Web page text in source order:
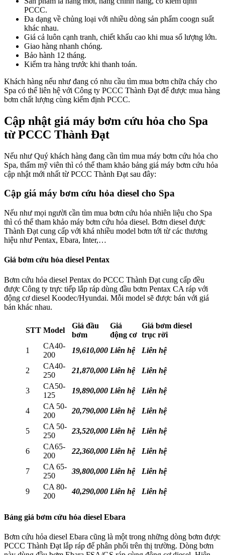
PCCC.
Đa dạng về chủng loại với nhiều dòng sản phẩm coogn suất
khác nhau.
Giá cả luôn cạnh tranh, chiết khấu cao khi mua số lượng lớn.
Giao hàng nhanh chóng.
Bảo hành 12 tháng.
Kiểm tra hàng trước khi thanh toán.
Khách hàng nếu như đang có nhu cầu tìm mua bơm chữa cháy cho
Spa có thể liên hệ với Công ty PCCC Thành Đạt để được mua hàng
bơm chất lượng cùng kiểm định PCCC.
Cập nhật giá máy bơm cứu hỏa cho Spa
từ PCCC Thành Đạt
Nếu như Quý khách hàng đang cần tìm mua máy bơm cứu hỏa cho
Spa, thẩm mỹ viên thì có thể tham khảo bảng giá máy bơm cứu hỏa
cập nhật mới nhất từ PCCC Thành Đạt sau đây:
Cập giá máy bơm cứu hỏa diesel cho Spa
Nếu như mọi người cần tìm mua bơm cứu hỏa nhiên liệu cho Spa
thì có thể tham khảo máy bơm cứu hỏa diesel. Bơm diesel được
Thành Đạt cung cấp với khá nhiều model bơm tới từ các thương
hiệu như Pentax, Ebara, Inter,…
Giá bơm cứu hỏa diesel Pentax
Bơm cứu hỏa diesel Pentax do PCCC Thành Đạt cung cấp đều
được Công ty trực tiếp lắp ráp dùng đầu bơm Pentax CA ráp với
động cơ diesel Koodec/Hyundai. Mỗi model sẽ được bán với giá
bán khác nhau.
STT Model
Giá đầu
bơm
Giá
động cơ
Giá bơm diesel
trục rời
1
CA40-
200
19,610,000 Liên hệ Liên hệ
2
CA40-
250
21,870,000 Liên hệ Liên hệ
3
CA50-
125
19,890,000 Liên hệ Liên hệ
4
CA 50-
200
20,790,000 Liên hệ Liên hệ
5
CA 50-
250
23,520,000 Liên hệ Liên hệ
6
CA65-
200
22,360,000 Liên hệ Liên hệ
7
CA 65-
250
39,800,000 Liên hệ Liên hệ
9
CA 80-
200
40,290,000 Liên hệ Liên hệ
Bảng giá bơm cứu hỏa diesel Ebara
Bơm cứu hỏa diesel Ebara cũng là một trong những dòng bơm được
PCCC Thành Đạt lắp ráp để phân phối trên thị trường. Dòng bơm